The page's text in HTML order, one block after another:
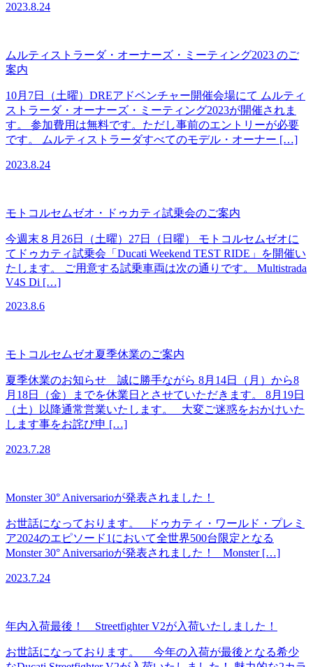
2023.8.24
ムルティストラーダ・オーナーズ・ミーティング2023 のご
案内
10月7日（土曜）DREアドベンチャー開催会場にて ムルティ
ストラーダ・オーナーズ・ミーティング2023が開催されま
す。 参加費用は無料です。ただし事前のエントリーが必要
です。 ムルティストラーダすべてのモデル・オーナー […]
2023.8.24
モトコルセムゼオ・ドゥカティ試乗会のご案内
今週末８月26日（土曜）27日（日曜） モトコルセムゼオに
てドゥカティ試乗会「Ducati Weekend TEST RIDE」を開催い
たします。 ご用意する試乗車両は次の通りです。 Multistrada
V4S Di […]
2023.8.6
モトコルセムゼオ夏季休業のご案内
夏季休業のお知らせ 誠に勝手ながら 8月14日（月）から8
月18日（金）までを休業日とさせていただきます。 8月19日
（土）以降通常営業いたします。 大変ご迷惑をおかけいた
します事をお詫び申 […]
2023.7.28
Monster 30° Aniversarioが発表されました！
お世話になっております。 ドゥカティ・ワールド・プレミ
ア2024のエピソード1において全世界500台限定となる
Monster 30° Aniversarioが発表されました！ Monster […]
2023.7.24
年内入荷最後！ Streetfighter V2が入荷いたしました！
お世話になっております。 今年の入荷が最後となる希少